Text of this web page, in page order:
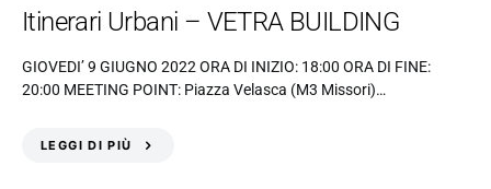
Itinerari Urbani – VETRA BUILDING
GIOVEDI’ 9 GIUGNO 2022 ORA DI INIZIO: 18:00 ORA DI FINE:
20:00 MEETING POINT: Piazza Velasca (M3 Missori)…
LEGGI DI PIÙ